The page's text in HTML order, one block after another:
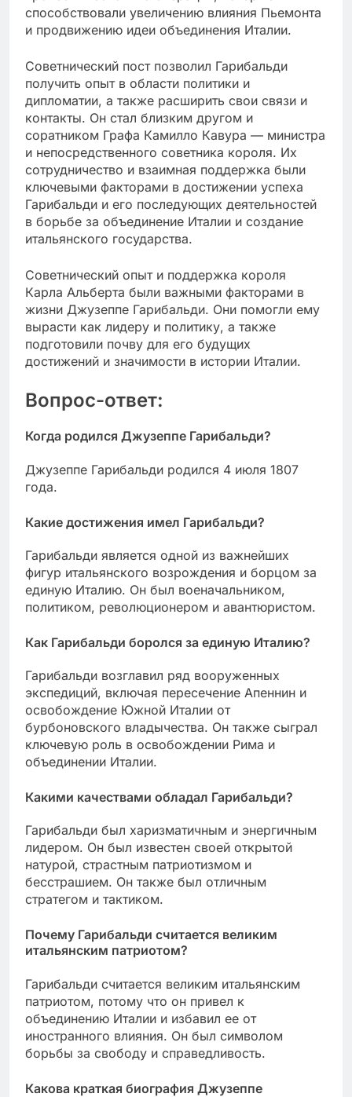
способствовали увеличению влияния Пьемонта
и продвижению идеи объединения Италии.
Советнический пост позволил Гарибальди
получить опыт в области политики и
дипломатии, а также расширить свои связи и
контакты. Он стал близким другом и
соратником Графа Камилло Кавура — министра
и непосредственного советника короля. Их
сотрудничество и взаимная поддержка были
ключевыми факторами в достижении успеха
Гарибальди и его последующих деятельностей
в борьбе за объединение Италии и создание
итальянского государства.
Советнический опыт и поддержка короля
Карла Альберта были важными факторами в
жизни Джузеппе Гарибальди. Они помогли ему
вырасти как лидеру и политику, а также
подготовили почву для его будущих
достижений и значимости в истории Италии.
Вопрос-ответ:
Когда родился Джузеппе Гарибальди?
Джузеппе Гарибальди родился 4 июля 1807
года.
Какие достижения имел Гарибальди?
Гарибальди является одной из важнейших
фигур итальянского возрождения и борцом за
единую Италию. Он был военачальником,
политиком, революционером и авантюристом.
Как Гарибальди боролся за единую Италию?
Гарибальди возглавил ряд вооруженных
экспедиций, включая пересечение Апеннин и
освобождение Южной Италии от
бурбоновского владычества. Он также сыграл
ключевую роль в освобождении Рима и
объединении Италии.
Какими качествами обладал Гарибальди?
Гарибальди был харизматичным и энергичным
лидером. Он был известен своей открытой
натурой, страстным патриотизмом и
бесстрашием. Он также был отличным
стратегом и тактиком.
Почему Гарибальди считается великим
итальянским патриотом?
Гарибальди считается великим итальянским
патриотом, потому что он привел к
объединению Италии и избавил ее от
иностранного влияния. Он был символом
борьбы за свободу и справедливость.
Какова краткая биография Джузеппе